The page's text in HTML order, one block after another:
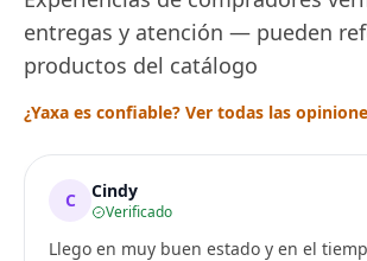
entregas y atención — pueden
productos del catálogo
¿Yaxa es confiable? Ver todas las
C Cindy
Verificado
Llego en muy buen estado y en el